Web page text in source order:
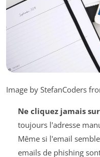
Image by StefanCoders
Ne cliquez jamais
toujours l'adresse
Même si l'email
emails de phishing